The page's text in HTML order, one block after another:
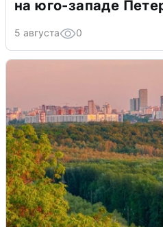
на юго-западе
5 августа 0